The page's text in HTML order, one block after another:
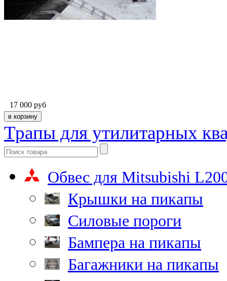
17 000 руб
Трапы для утилитарных
Обвес для Mitsubishi
Крышки на пикапы
Силовые пороги
Бампера на пикапы
Багажники на пикапы